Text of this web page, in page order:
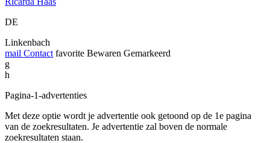
DE
Linkenbach
mail Contact favorite Bewaren Gemarkeerd
g
h
Pagina-1-advertenties
Met deze optie wordt je advertentie ook getoond op de 1e pagina
van de zoekresultaten. Je advertentie zal boven de normale
zoekresultaten staan.